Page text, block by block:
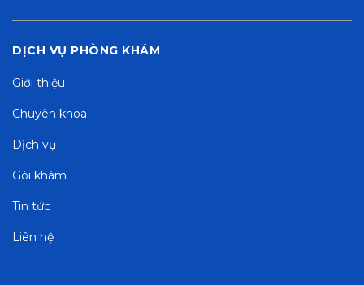
DỊCH VỤ PHÒNG KHÁM
Giới thiệu
Chuyên khoa
Dịch vụ
Gói khám
Tin tức
Liên hệ